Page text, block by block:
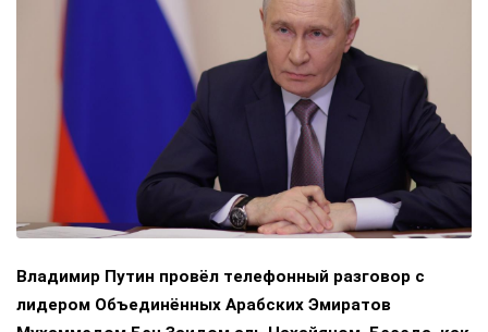
Владимир Путин провёл телефонный разговор с
лидером Объединённых Арабских Эмиратов